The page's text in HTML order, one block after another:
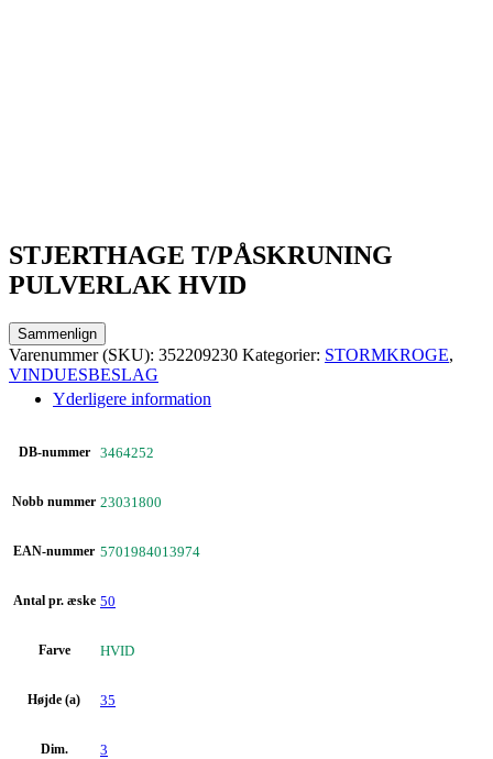
STJERTHAGE T/PÅSKRUNING
PULVERLAK HVID
Sammenlign
Varenummer (SKU): 352209230 Kategorier: STORMKROGE,
VINDUESBESLAG
Yderligere information
DB-nummer 3464252
Nobb nummer 23031800
EAN-nummer 5701984013974
Antal pr. æske 50
Farve HVID
Højde (a) 35
Dim. 3